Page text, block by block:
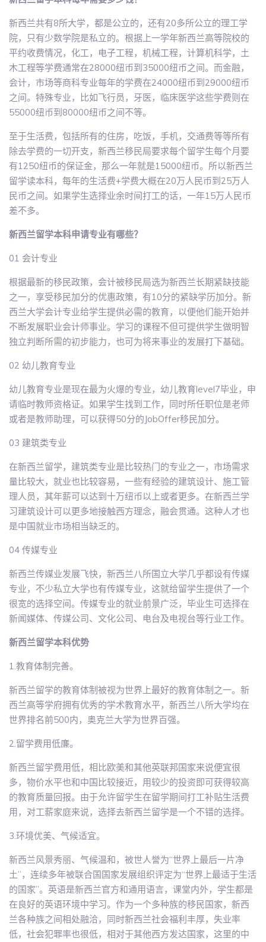
新西兰共有8所大学，都是公立的，还有20多所公立的理工学
院，只有少数学院是私立的。根据上一学年新西兰高等院校的
平约收费情况，化工，电子工程，机械工程，计算机科学，土
木工程等学费通常在28000纽币到35000纽币之间。而金融，
会计，市场等商科专业每年的学费在24000纽币到29000纽币
之间。特殊专业，比如飞行员，牙医，临床医学这些学费则在
55000纽币到80000纽币之间不等。
至于生活费，包括所有的住房，吃饭，手机，交通费等等所有
除去学费的一切开支，新西兰移民局要求每个留学生每个月要
有1250纽币的保证金，那么一年就是15000纽币。所以新西兰
留学读本科，每年的生活费+学费大概在20万人民币到25万人
民币之间。如果学生选择业余时间打工的话，一年15万人民币
差不多。
新西兰留学本科申请专业有哪些？
01 会计专业
根据最新的移民政策，会计被移民局选为新西兰长期紧缺技能
之一，享受移民加分的优惠政策，有10分的紧缺学历加分。新
西兰大学会计专业给学生提供必需的教育，以便他们能开始并
不断发展职业会计师事业。学习的课程不但可提供学生做明智
独立判断所需的初步能力，也可为将来事业的发展打下基础。
02 幼儿教育专业
幼儿教育专业是现在最为火爆的专业，幼儿教育level7毕业，申
请临时教师资格证。如果学生找到工作，同时所任职位是老师
或者是教师助理，可以获得50分的JobOffer移民加分。
03 建筑类专业
在新西兰留学，建筑类专业是比较热门的专业之一，市场需求
量比较大，就业也比较容易，一些有经验的建筑设计、施工管
理人员，其年薪可以达到十万纽币以上或者更多。在新西兰学
习建筑设计可以更多地接触西方理念，融会贯通。这种人才也
是中国就业市场相当缺乏的。
04 传媒专业
新西兰传媒业发展飞快，新西兰八所国立大学几乎都设有传媒
专业，不少私立大学也有传媒专业，这就给留学生提供了一个
很宽的选择空间。传媒专业的就业前景广泛，毕业生可选择在
新闻媒体、传媒公司、文化公司、电台及电视台等行业工作。
新西兰留学本科优势
1.教育体制完善。
新西兰留学的教育体制被视为世界上最好的教育体制之一。新
西兰高等学府拥有优秀的学术教育水平，新西兰八所大学均在
世界排名前500内，奥克兰大学为世界百强。
2.留学费用低廉。
新西兰留学费用低，相比欧美和其他英联邦国家来说便宜很
多，物价水平也和中国比较接近，用较少的投资即可获得较高
的教育质量回报。由于允许留学生在留学期间打工补贴生活费
用，对工薪家庭来说，选择去新西兰留学是一个不错的选择。
3.环境优美、气候适宜。
新西兰风景秀丽、气候温和，被世人誉为“世界上最后一片净
土”，连续多年被联合国国家发展组织评定为“世界上最适于生活
的国家”。英语是新西兰官方和通用语言，课堂内外，学生都是
在良好的英语环境中学习。作为一个多种族的移民国家，新西
兰各种族之间相处融洽，同时新西兰社会福利丰厚，失业率
低，社会犯罪率也很低，相对于其他西方发达国家，这里的中